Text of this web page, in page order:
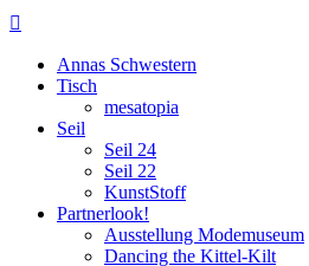

Annas Schwestern
Tisch
mesatopia
Seil
Seil 24
Seil 22
KunstStoff
Partnerlook!
Ausstellung Modemuseum
Dancing the Kittel-Kilt